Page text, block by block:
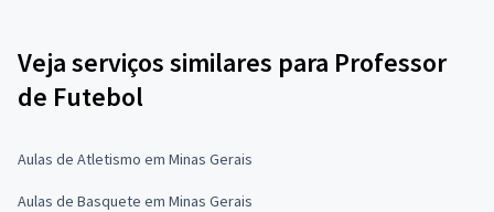
Veja serviços similares para Professor
de Futebol
Aulas de Atletismo em Minas Gerais
Aulas de Basquete em Minas Gerais